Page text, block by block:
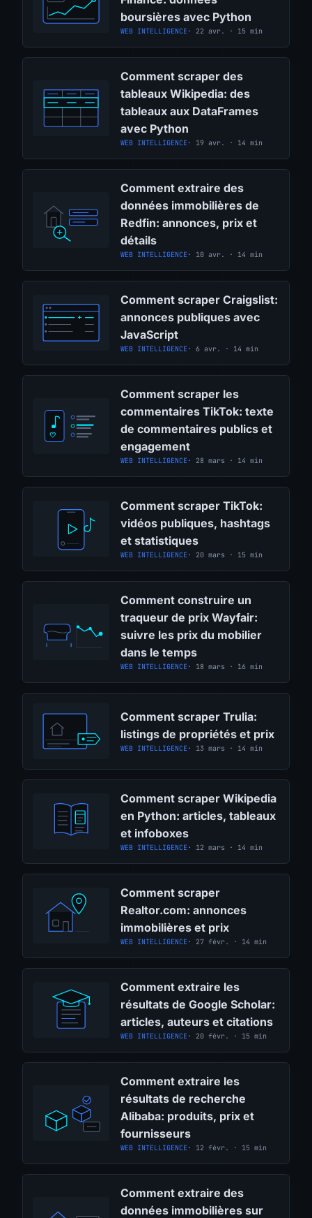
boursières avec Python
WEB INTELLIGENCE · 22 avr. · 15 min
Comment scraper des
tableaux Wikipedia: des
tableaux aux DataFrames
avec Python
WEB INTELLIGENCE · 19 avr. · 14 min
Comment extraire des
données immobilières de
Redfin: annonces, prix et
détails
WEB INTELLIGENCE · 10 avr. · 14 min
Comment scraper Craigslist:
annonces publiques avec
JavaScript
WEB INTELLIGENCE · 6 avr. · 14 min
Comment scraper les
commentaires TikTok: texte
de commentaires publics et
engagement
WEB INTELLIGENCE · 28 mars · 14 min
Comment scraper TikTok:
vidéos publiques, hashtags
et statistiques
WEB INTELLIGENCE · 20 mars · 15 min
Comment construire un
traqueur de prix Wayfair:
suivre les prix du mobilier
dans le temps
WEB INTELLIGENCE · 18 mars · 16 min
Comment scraper Trulia:
listings de propriétés et prix
WEB INTELLIGENCE · 13 mars · 14 min
Comment scraper Wikipedia
en Python: articles, tableaux
et infoboxes
WEB INTELLIGENCE · 12 mars · 14 min
Comment scraper
Realtor.com: annonces
immobilières et prix
WEB INTELLIGENCE · 27 févr. · 14 min
Comment extraire les
résultats de Google Scholar:
articles, auteurs et citations
WEB INTELLIGENCE · 20 févr. · 15 min
Comment extraire les
résultats de recherche
Alibaba: produits, prix et
fournisseurs
WEB INTELLIGENCE · 12 févr. · 15 min
Comment extraire des
données immobilières sur